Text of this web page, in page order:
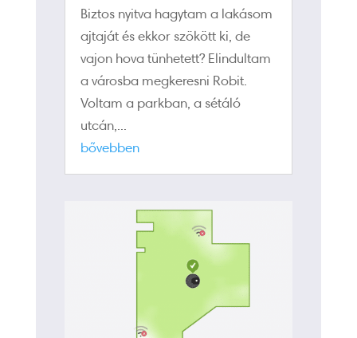
Biztos nyitva hagytam a lakásom
ajtaját és ekkor szökött ki, de
vajon hova tünhetett? Elindultam
a városba megkeresni Robit.
Voltam a parkban, a sétáló
utcán,...
bővebben